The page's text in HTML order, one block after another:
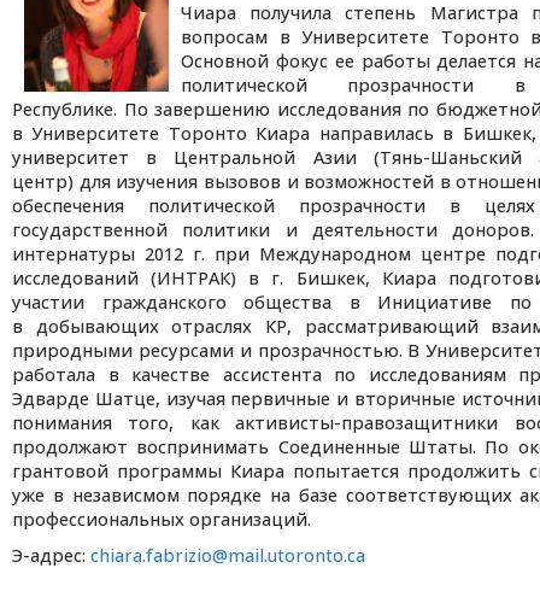
Чиара получила степень Магистра
вопросам в Университете Торонто
Основной фокус ее работы делается
политической прозрачности
Республике. По завершению исследования по
в Университете Торонто Киара направилась в
университет в Центральной Азии (Тянь-Шаньский
центр) для изучения вызовов и возможностей в
обеспечения политической прозрачности в
государственной политики и деятельности
интернатуры 2012 г. при Международном центре
исследований (ИНТРАК) в г. Бишкек, Киара
участии гражданского общества в Инициативе по
в добывающих отраслях КР, рассматривающий
природными ресурсами и прозрачностью. В
работала в качестве ассистента по исследованиям
Эдварде Шатце, изучая первичные и вторичные
понимания того, как активисты-правозащитники
продолжают воспринимать Соединенные Штаты. По
грантовой программы Киара попытается продолжить
уже в независмом порядке на базе соответствующих
профессиональных организаций.
Э-адрес: chiara.fabrizio@mail.utoronto.ca